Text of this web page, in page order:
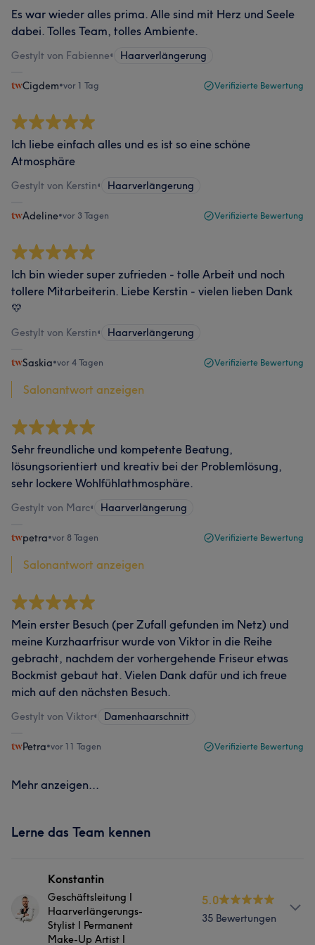
Es war wieder alles prima. Alle sind mit Herz und Seele
dabei. Tolles Team, tolles Ambiente.
Gestylt von Fabienne• Haarverlängerung
Cigdem•vor 1 Tag Verifizierte Bewertung
Ich liebe einfach alles und es ist so eine schöne
Atmosphäre
Gestylt von Kerstin• Haarverlängerung
Adeline•vor 3 Tagen Verifizierte Bewertung
Ich bin wieder super zufrieden - tolle Arbeit und noch
tollere Mitarbeiterin. Liebe Kerstin - vielen lieben Dank
💛
Gestylt von Kerstin• Haarverlängerung
Saskia•vor 4 Tagen Verifizierte Bewertung
Salonantwort anzeigen
Sehr freundliche und kompetente Beatung,
lösungsorientiert und kreativ bei der Problemlösung,
sehr lockere Wohlfühlathmosphäre.
Gestylt von Marc• Haarverlängerung
petra•vor 8 Tagen Verifizierte Bewertung
Salonantwort anzeigen
Mein erster Besuch (per Zufall gefunden im Netz) und
meine Kurzhaarfrisur wurde von Viktor in die Reihe
gebracht, nachdem der vorhergehende Friseur etwas
Bockmist gebaut hat. Vielen Dank dafür und ich freue
mich auf den nächsten Besuch.
Gestylt von Viktor• Damenhaarschnitt
Petra•vor 11 Tagen Verifizierte Bewertung
Mehr anzeigen...
Lerne das Team kennen
Konstantin
Geschäftsleitung I
Haarverlängerungs-
Stylist I Permanent
Make-Up Artist I
5.0
35 Bewertungen